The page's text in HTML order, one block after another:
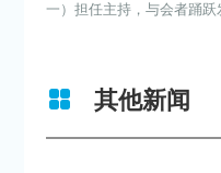
一）担任主持，与会者踊跃
其他新闻